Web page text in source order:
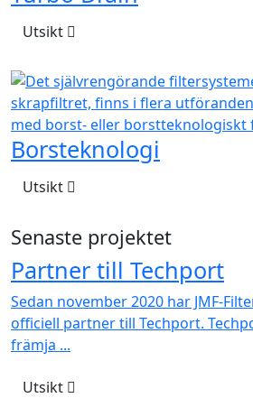
Utsikt
Borsteknologi
Utsikt
Senaste projektet
Partner till Techport
Sedan november 2020 har JMF-
officiell partner till Techport.
främja ...
Utsikt